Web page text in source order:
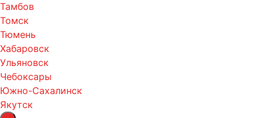
Тамбов
Томск
Тюмень
Хабаровск
Ульяновск
Чебоксары
Южно-Сахалинск
Якутск